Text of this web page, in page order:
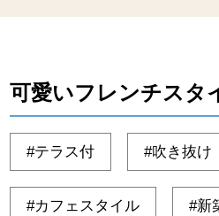
可愛いフレンチスタ
テラス付 吹き抜け
カフェスタイル 新